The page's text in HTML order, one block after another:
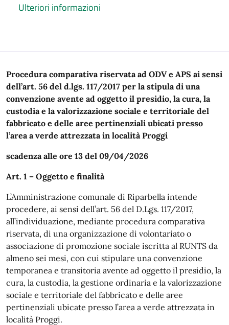
Ulteriori informazioni
Descrizione
Procedura comparativa riservata ad ODV e APS ai sensi
dell’art. 56 del d.lgs. 117/2017 per la stipula di una
convenzione avente ad oggetto il presidio, la cura, la
custodia e la valorizzazione sociale e territoriale del
fabbricato e delle aree pertinenziali ubicati presso
l’area a verde attrezzata in località Proggi
scadenza alle ore 13 del 09/04/2026
Art. 1 – Oggetto e finalità
L’Amministrazione comunale di Riparbella intende
procedere, ai sensi dell’art. 56 del D.Lgs. 117/2017,
all’individuazione, mediante procedura comparativa
riservata, di una organizzazione di volontariato o
associazione di promozione sociale iscritta al RUNTS da
almeno sei mesi, con cui stipulare una convenzione
temporanea e transitoria avente ad oggetto il presidio, la
cura, la custodia, la gestione ordinaria e la valorizzazione
sociale e territoriale del fabbricato e delle aree
pertinenziali ubicate presso l’area a verde attrezzata in
località Proggi.